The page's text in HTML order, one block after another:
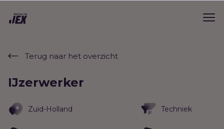
Terug naar het overzicht
IJzerwerker
Zuid-Holland Techniek